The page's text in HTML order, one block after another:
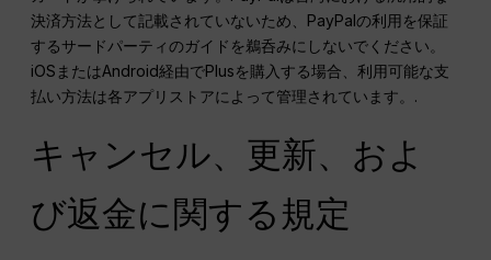
決済方法として記載されていないため、PayPalの利用を保証
するサードパーティのガイドを鵜呑みにしないでください。
iOSまたはAndroid経由でPlusを購入する場合、利用可能な支
払い方法は各アプリストアによって管理されています。.
キャンセル、更新、およ
び返金に関する規定